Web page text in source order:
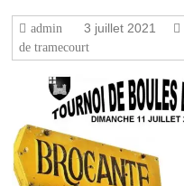
admin 3 juillet 2021
de tramecourt